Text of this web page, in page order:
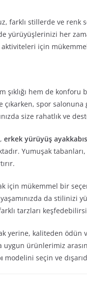
farklı stillerde ve renk
yürüyüşlerinizi her
için
şıklığı hem de
spor salonuna
size rahatlık ve
erkek yürüyüş
Yumuşak
mükemmel bir
da stilinizi
tarzları
kaliteden ödün
ürünlerimiz
modelini seçin ve